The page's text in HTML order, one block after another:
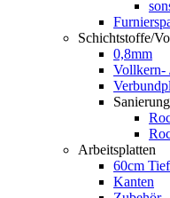
Schichtstoffe/
0,8mm
Vollkern-
Arbeitsplatten
60cm
Kanten